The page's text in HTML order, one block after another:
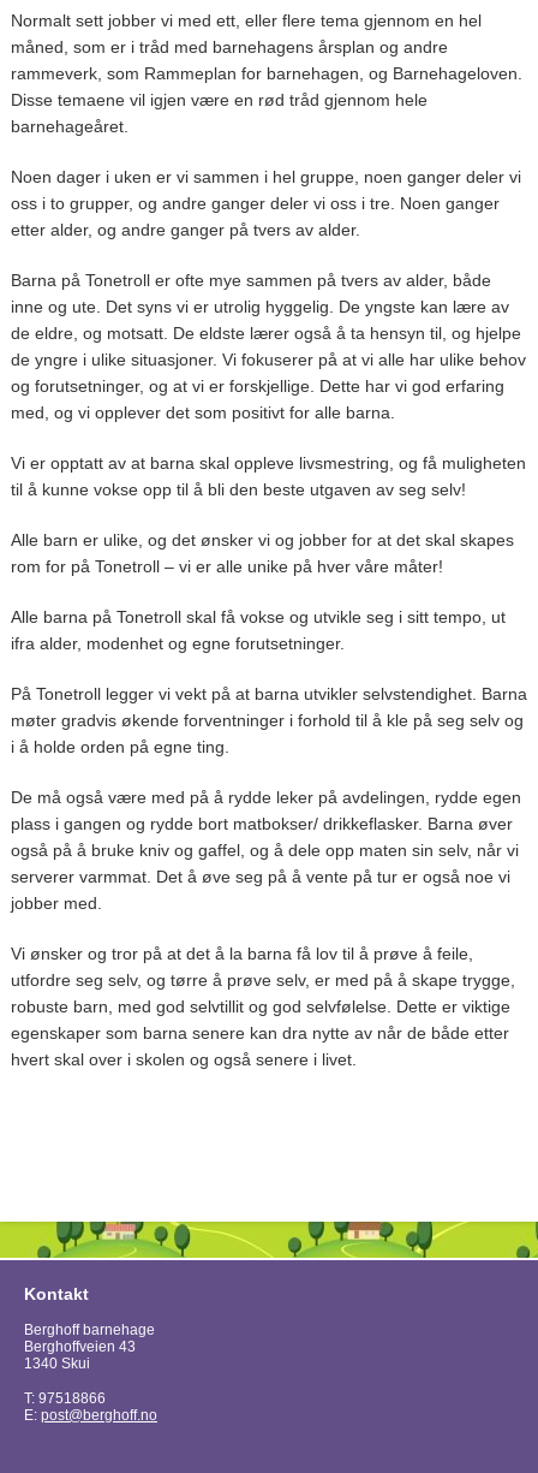
Normalt sett jobber vi med ett, eller flere tema gjennom en hel
måned, som er i tråd med barnehagens årsplan og andre
rammeverk, som Rammeplan for barnehagen, og Barnehageloven.
Disse temaene vil igjen være en rød tråd gjennom hele
barnehageåret.
Noen dager i uken er vi sammen i hel gruppe, noen ganger deler vi
oss i to grupper, og andre ganger deler vi oss i tre. Noen ganger
etter alder, og andre ganger på tvers av alder.
Barna på Tonetroll er ofte mye sammen på tvers av alder, både
inne og ute. Det syns vi er utrolig hyggelig. De yngste kan lære av
de eldre, og motsatt. De eldste lærer også å ta hensyn til, og hjelpe
de yngre i ulike situasjoner. Vi fokuserer på at vi alle har ulike behov
og forutsetninger, og at vi er forskjellige. Dette har vi god erfaring
med, og vi opplever det som positivt for alle barna.
Vi er opptatt av at barna skal oppleve livsmestring, og få muligheten
til å kunne vokse opp til å bli den beste utgaven av seg selv!
Alle barn er ulike, og det ønsker vi og jobber for at det skal skapes
rom for på Tonetroll – vi er alle unike på hver våre måter!
Alle barna på Tonetroll skal få vokse og utvikle seg i sitt tempo, ut
ifra alder, modenhet og egne forutsetninger.
På Tonetroll legger vi vekt på at barna utvikler selvstendighet. Barna
møter gradvis økende forventninger i forhold til å kle på seg selv og
i å holde orden på egne ting.
De må også være med på å rydde leker på avdelingen, rydde egen
plass i gangen og rydde bort matbokser/ drikkeflasker. Barna øver
også på å bruke kniv og gaffel, og å dele opp maten sin selv, når vi
serverer varmmat. Det å øve seg på å vente på tur er også noe vi
jobber med.
Vi ønsker og tror på at det å la barna få lov til å prøve å feile,
utfordre seg selv, og tørre å prøve selv, er med på å skape trygge,
robuste barn, med god selvtillit og god selvfølelse. Dette er viktige
egenskaper som barna senere kan dra nytte av når de både etter
hvert skal over i skolen og også senere i livet.
Kontakt
Berghoff barnehage
Berghoffveien 43
1340 Skui
T: 97518866
E: post@berghoff.no